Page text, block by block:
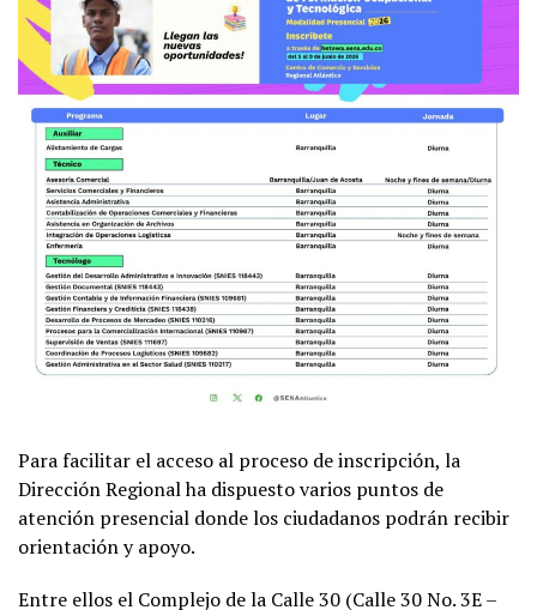
Para facilitar el acceso al proceso de inscripción, la
Dirección Regional ha dispuesto varios puntos de
atención presencial donde los ciudadanos podrán recibir
orientación y apoyo.
Entre ellos el Complejo de la Calle 30 (Calle 30 No. 3E –